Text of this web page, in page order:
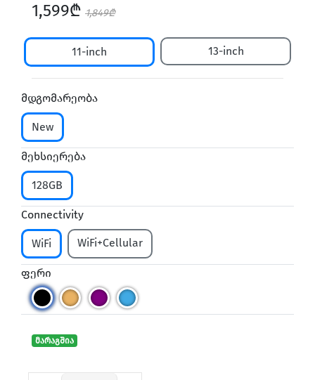
1,599₾ 1,849₾
11-inch 13-inch
მდგომარეობა
New
მეხსიერება
128GB
Connectivity
WiFi WiFi+Cellular
ფერი
მარაგშია